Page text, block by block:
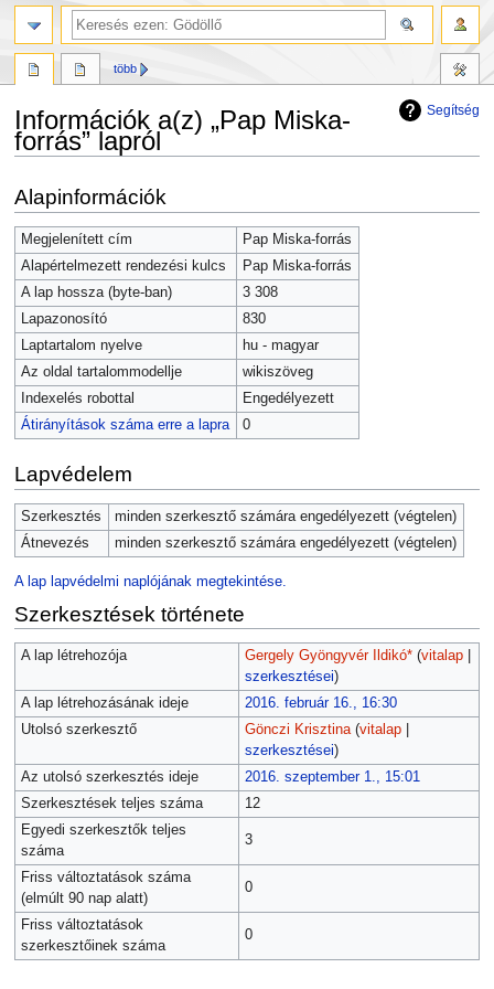
Segítség
Információk a(z) „Pap Miska-
forrás” lapról
a
navigációhoz
a
kereséshez
Alapinformációk
Megjelenített cím
Pap Miska-forrás
Alapértelmezett rendezési kulcs
Pap Miska-forrás
A lap hossza (byte-ban)
3 308
Lapazonosító
830
Laptartalom nyelve
hu - magyar
Az oldal tartalommodellje
wikiszöveg
Indexelés robottal
Engedélyezett
Átirányítások száma erre a lapra
0
Lapvédelem
Szerkesztés
minden szerkesztő számára engedélyezett (végtelen)
Átnevezés
minden szerkesztő számára engedélyezett (végtelen)
A lap lapvédelmi naplójának megtekintése.
Szerkesztések története
A lap létrehozója Gergely Gyöngyvér Ildikó* (vitalap|
szerkesztései)
A lap létrehozásának ideje
2016. február 16., 16:30
Utolsó szerkesztő
Gönczi Krisztina (vitalap|
szerkesztései)
Az utolsó szerkesztés ideje
2016. szeptember 1., 15:01
Szerkesztések teljes száma
12
Egyedi szerkesztők teljes
száma
3
Friss változtatások száma
(elmúlt 90 nap alatt)
0
Friss változtatások
szerkesztőinek száma
0
több